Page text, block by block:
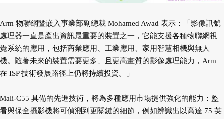
Arm 物聯網暨嵌入事業部副總裁 Mohamed Awad 表示：「影像訊號
處理器一直是產出資訊最重要的裝置之一，它能支援各種物聯網視
覺系統的應用，包括商業應用、工業應用、家用智慧相機與無人
機。隨著未來的裝置需要更多、且更高畫質的影像處理能力，Arm
在 ISP 技術發展路徑上仍將持續投資。」
Mali-C55 具備的先進技術，將為多種應用市場提供強化的能力：監
看與保全攝影機將可偵測到更關鍵的細節，例如辨識出以高達 75 英